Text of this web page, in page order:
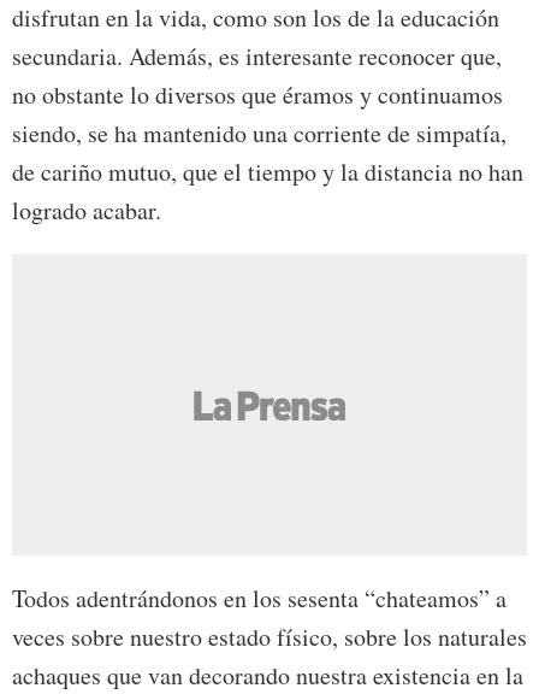
disfrutan en la vida, como son los de la educación
secundaria. Además, es interesante reconocer que,
no obstante lo diversos que éramos y continuamos
siendo, se ha mantenido una corriente de simpatía,
de cariño mutuo, que el tiempo y la distancia no han
logrado acabar.
Todos adentrándonos en los sesenta “chateamos” a
veces sobre nuestro estado físico, sobre los naturales
achaques que van decorando nuestra existencia en la